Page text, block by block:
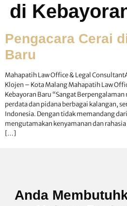
di
Pengacara Cerai
Baru
Mahapatih Law Office & Legal
Klojen – Kota Malang Mahapatih Law
Kebayoran Baru “Sangat
perdata dan pidana berbagai kalangan,
Indonesia. Dengan tidak memandang
mengutamakan kenyamanan dan
[…]
Anda